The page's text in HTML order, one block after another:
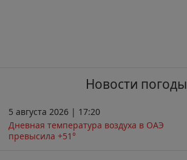
Новости погоды
5 августа 2026 | 17:20
Дневная температура воздуха в ОАЭ
превысила +51°